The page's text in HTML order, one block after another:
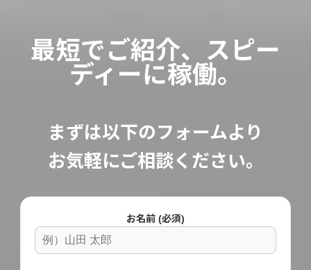
最短でご紹介、スピー
ディーに稼働。
まずは以下のフォームより
お気軽にご相談ください。
お名前 (必須)